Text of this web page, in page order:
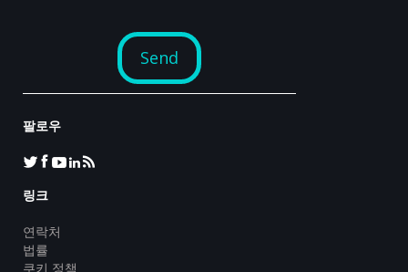
팔로우
링크
연락처
법률
쿠키 정책